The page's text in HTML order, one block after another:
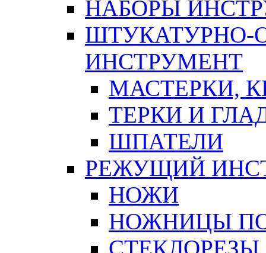
НАБОРЫ
ШТУКАТУРНО-
ИНСТРУМЕНТ
МАСТЕРКИ,
ТЕРКИ И
ШПАТЕЛИ
РЕЖУЩИЙ
НОЖИ
НОЖНИЦЫ